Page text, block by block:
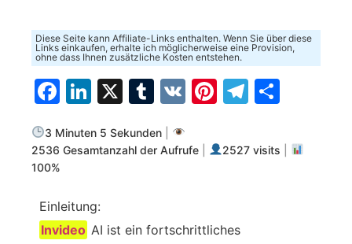
Diese Seite kann Affiliate-Links enthalten. Wenn Sie über diese
Links einkaufen, erhalte ich möglicherweise eine Provision,
ohne dass Ihnen zusätzliche Kosten entstehen.
Facebook
LinkedIn
X Tumblr
VK Pinterest
3 Minuten 5 Sekunden
2536 Gesamtanzahl der Aufrufe
2527 visits
100%
Einleitung:
Invideo AI ist ein fortschrittliches